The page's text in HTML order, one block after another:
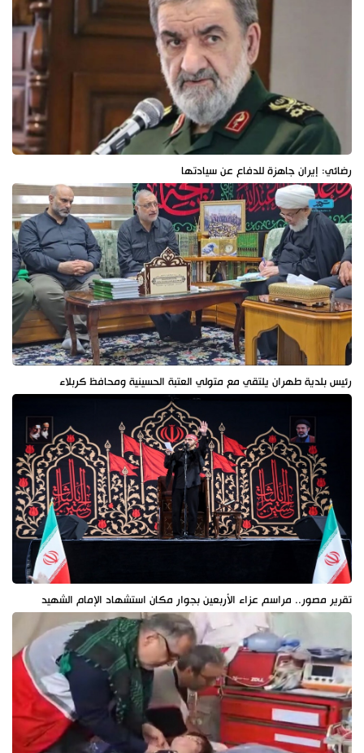
رضائي: إيران جاهزة للدفاع عن سيادتها
رئيس بلدية طهران يلتقي مع متولي العتبة الحسينية ومحافظ كربلاء
تقرير مصور.. مراسم عزاء الأربعين بجوار مكان استشهاد الإمام الشهيد